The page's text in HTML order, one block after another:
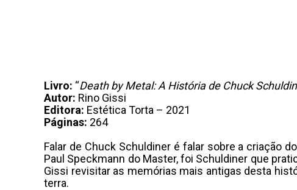
Livro: “Death by Metal: A História de Chuck
Autor: Rino Gissi
Editora: Estética Torta – 2021
Páginas: 264
Falar de Chuck Schuldiner é falar sobre a criação
Paul Speckmann do Master, foi Schuldiner que
Gissi revisitar as memórias mais antigas desta
terra.